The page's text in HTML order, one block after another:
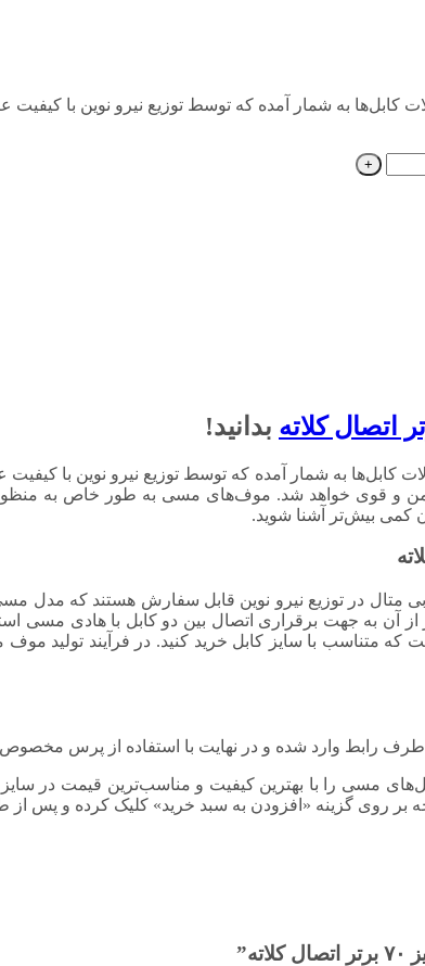
از اتصالات کابل‌ها به شمار آمده که توسط توزیع نیرو نوین
اتصال کلاته بدانید!
از اتصالات کابل‌ها به شمار آمده که توسط توزیع نیرو
و قوی خواهد شد. موف‌های مسی به طور خاص به
کمی بیش‌تر آشنا شوید.
متال در توزیع نیرو نوین قابل سفارش هستند که مدل
آن به جهت برقراری اتصال بین دو کابل با هادی مسی
رابط وارد شده و در نهایت با استفاده از پرس
مسی را با بهترین کیفیت و مناسب‌ترین قیمت در
در همین صفحه بر روی گزینه «افزودن به سبد خرید» کلیک کرده